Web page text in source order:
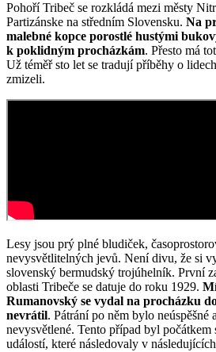
Pohoří Tribeč se rozkládá mezi městy
Partizánske na středním Slovensku. Na
malebné kopce porostlé hustými
k poklidným procházkám. Přesto má
Už téměř sto let se tradují příběhy o
zmizeli.
Lesy jsou prý plné bludiček,
nevysvětlitelných jevů. Není divu, že si
slovenský bermudský trojúhelník. První
oblasti Tribeče se datuje do roku 1929.
Rumanovský se vydal na procházku
nevrátil. Pátrání po něm bylo neúspěšné
nevysvětlené. Tento případ byl počátkem
událostí, které následovaly v